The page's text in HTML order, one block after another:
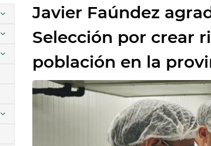
Javier Faúndez
Selección por crear
población en la